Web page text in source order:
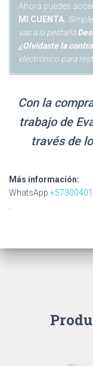
máximo.
Ahora puedes
MI CUENTA.
vas a la pestaña
¿Olvidaste la
electrónico para
Con la
trabajo de
través de
Más información:
WhatsApp